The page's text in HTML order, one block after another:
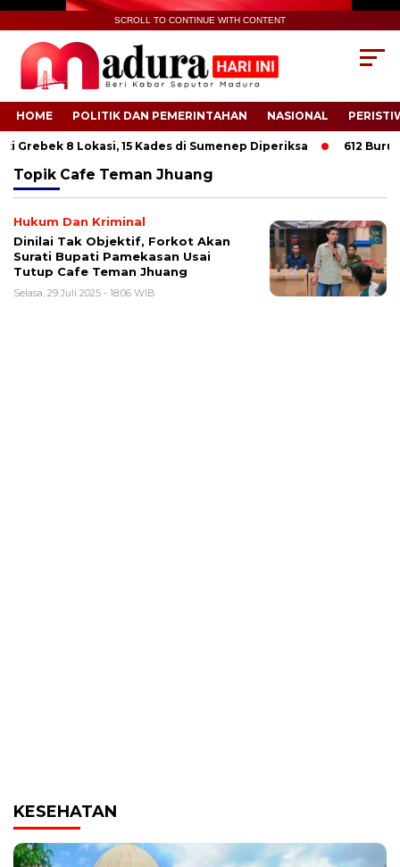
SCROLL TO CONTINUE WITH CONTENT
HOME POLITIK DAN PEMERINTAHAN NASIONAL
8 Lokasi, 15 Kades di Sumenep Diperiksa 612 Buruh
Topik Cafe Teman Jhuang
Hukum Dan Kriminal
Dinilai Tak Objektif, Forkot Akan
Surati Bupati Pamekasan Usai
Tutup Cafe Teman Jhuang
Selasa, 29 Juli 2025 - 18:06 WIB
KESEHATAN